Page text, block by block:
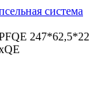
система
247*62,5*22